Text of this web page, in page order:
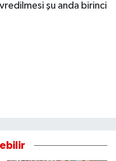
şu anda birinci